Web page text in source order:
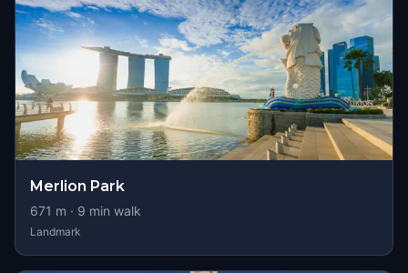
Merlion Park
671 m · 9 min walk
Landmark